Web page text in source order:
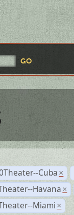
Cuba ×
Havana ×
Miami ×